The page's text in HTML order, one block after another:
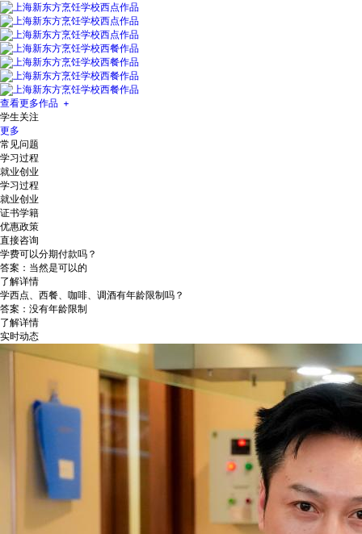
查看更多作品 +
学生关注
更多
常见问题
学习过程
就业创业
学习过程
就业创业
证书学籍
优惠政策
直接咨询
学费可以分期付款吗？
答案：当然是可以的
了解详情
学西点、西餐、咖啡、调酒有年龄限制吗？
答案：没有年龄限制
了解详情
实时动态